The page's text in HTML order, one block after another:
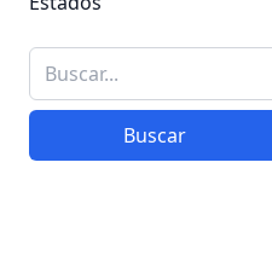
Buscar